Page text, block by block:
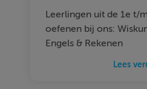
Leerlingen uit de 1e t/
oefenen bij ons:
Engels & Rekenen
Lees